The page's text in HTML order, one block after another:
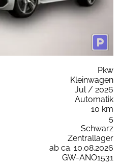
Pkw
Kleinwagen
Jul / 2026
Automatik
10 km
5
Schwarz
Zentrallager
ab ca. 10.08.2026
GW-ANO1531